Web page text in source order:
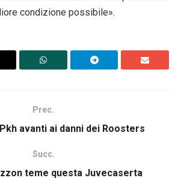
condizione possibile».
Prec.
avanti ai danni dei Roosters
Succ.
teme questa Juvecaserta